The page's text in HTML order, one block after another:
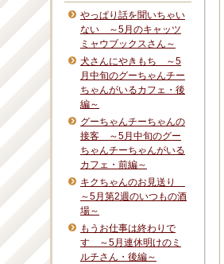
やっぱり話を聞いちゃい
ない ～5月のキャッツ
ミャウブックスさん～
犬さんにやきもち ～5
月中旬のグーちゃんチー
ちゃんがいるカフェ・後
編～
グーちゃんチーちゃんの
接客 ～5月中旬のグー
ちゃんチーちゃんがいる
カフェ・前編～
キクちゃんのお見送り
～5月第2週のいつもの酒
場～
もうお仕事は終わりで
す ～5月連休明けのミ
ルチさん・後編～